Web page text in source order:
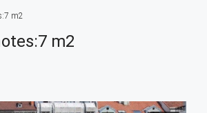
m2
m2